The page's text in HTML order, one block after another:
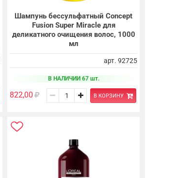
Шампунь бессульфатный Concept
Fusion Super Miracle для
деликатного очищения волос, 1000
мл
арт. 92725
В НАЛИЧИИ 67 шт.
822,00 В КОРЗИНУ